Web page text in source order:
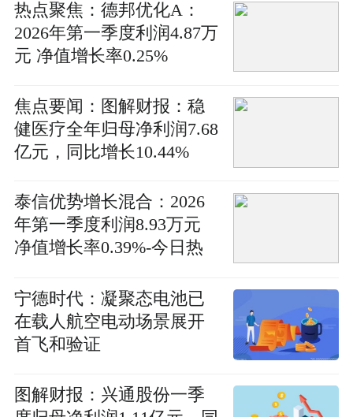
热点聚焦：德邦优化A：
2026年第一季度利润4.87万
元 净值增长率0.25%
焦点要闻：图解财报：稳
健医疗全年归母净利润7.68
亿元，同比增长10.44%
泰信优势增长混合：2026
年第一季度利润8.93万元
净值增长率0.39%-今日热
宁德时代：凝聚态电池已
在载人航空电动场景展开
首飞和验证
图解财报：兴通股份一季